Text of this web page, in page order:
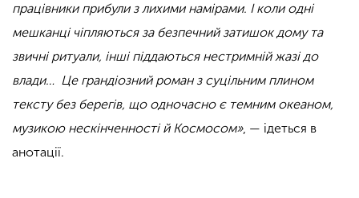
працівники прибули з лихими намірами. І коли одні
мешканці чіпляються за безпечний затишок дому та
звичні ритуали, інші піддаються нестримній жазі до
влади… Це грандіозний роман з суцільним плином
тексту без берегів, що одночасно є темним океаном,
музикою нескінченності й Космосом», — ідеться в
анотації.